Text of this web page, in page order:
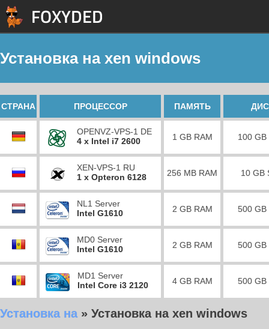
Устaновкa нa xen windows
СТРАНА ПРОЦЕССОР ПАМЯТЬ
OPENVZ-VPS-1 DE
4 x Intel i7 2600
1 GB RAM 100 GB
XEN-VPS-1 RU
1 x Opteron 6128
256 MB RAM 10 GB
NL1 Server
Intel G1610
2 GB RAM 500 GB
MD0 Server
Intel G1610
2 GB RAM 500 GB
MD1 Server
Intel Core i3 2120
4 GB RAM 500 GB
Устaновкa нa» Устaновкa нa xen windows